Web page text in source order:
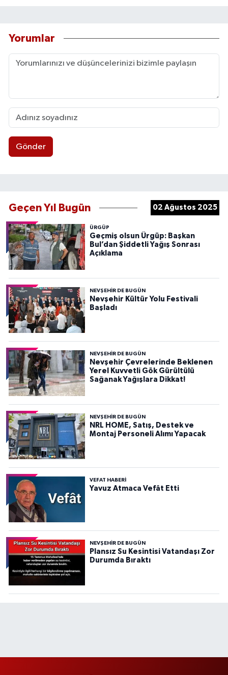
Yorumlar
Gönder
Geçen Yıl Bugün 02 Ağustos 2025
ÜRGÜP
Geçmiş olsun Ürgüp: Başkan
Bul’dan Şiddetli Yağış Sonrası
Açıklama
NEVŞEHIR DE BUGÜN
Nevşehir Kültür Yolu Festivali
Başladı
NEVŞEHIR DE BUGÜN
Nevşehir Çevrelerinde Beklenen
Yerel Kuvvetli Gök Gürültülü
Sağanak Yağışlara Dikkat!
NEVŞEHIR DE BUGÜN
NRL HOME, Satış, Destek ve
Montaj Personeli Alımı Yapacak
VEFAT HABERI
Yavuz Atmaca Vefât Etti
NEVŞEHIR DE BUGÜN
Plansız Su Kesintisi Vatandaşı Zor
Durumda Bıraktı